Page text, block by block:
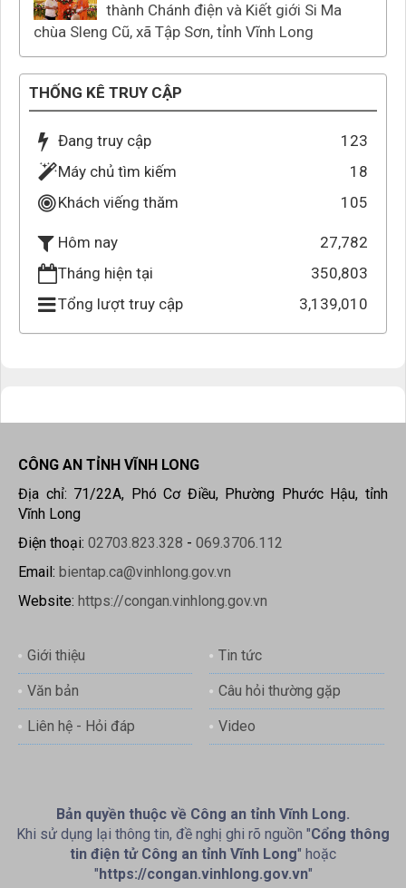
thành Chánh điện và Kiết giới Si Ma
chùa Sleng Cũ, xã Tập Sơn, tỉnh Vĩnh Long
THỐNG KÊ TRUY CẬP
Đang truy cập
123
Máy chủ tìm kiếm
18
Khách viếng thăm
105
Hôm nay
27,782
Tháng hiện tại
350,803
Tổng lượt truy cập
3,139,010
CÔNG AN TỈNH VĨNH LONG
Địa chỉ: 71/22A, Phó Cơ Điều, Phường Phước Hậu, tỉnh
Vĩnh Long
Điện thoại: 02703.823.328 - 069.3706.112
Email: bientap.ca@vinhlong.gov.vn
Website: https://congan.vinhlong.gov.vn
Giới thiệu Tin tức
Văn bản Câu hỏi thường gặp
Liên hệ - Hỏi đáp Video
Bản quyền thuộc về Công an tỉnh Vĩnh Long.
Khi sử dụng lại thông tin, đề nghị ghi rõ nguồn "Cổng thông
tin điện tử Công an tỉnh Vĩnh Long" hoặc
"https://congan.vinhlong.gov.vn"